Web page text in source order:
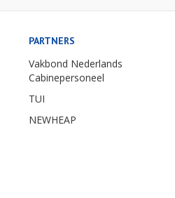
PARTNERS
Vakbond Nederlands
Cabinepersoneel
TUI
NEWHEAP